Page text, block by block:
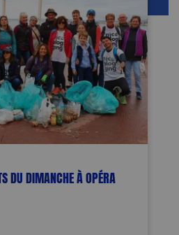
DU DIMANCHE À OPÉRA